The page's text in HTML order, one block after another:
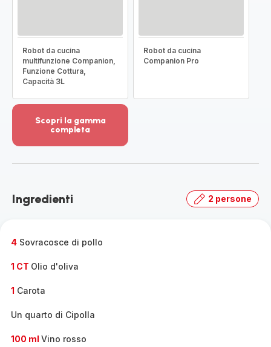
Robot da cucina
multifunzione Companion,
Funzione Cottura,
Capacità 3L
Robot da cucina
Companion Pro
Scopri la gamma
completa
dettagli
la
Ingredienti 2 persone
4 Sovracosce di pollo
1 CT Olio d'oliva
1 Carota
Un quarto di Cipolla
100 ml Vino rosso